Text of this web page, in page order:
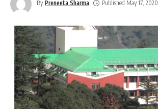
By Preneeta Sharma Published May 17, 2020